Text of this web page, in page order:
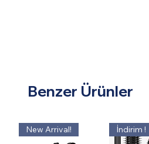
Benzer Ürünler
New Arrival! İndirim !